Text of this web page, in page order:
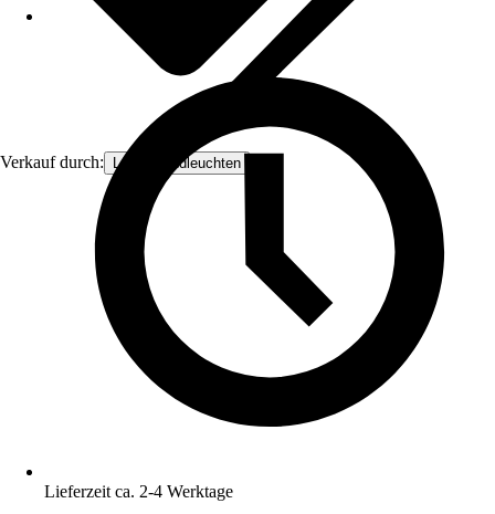
Verkauf durch: Lampenundleuchten
Lieferzeit ca. 2-4 Werktage